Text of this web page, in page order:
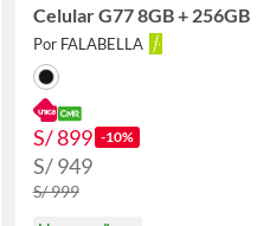
Celular G77 8GB + 256GB
Por FALABELLA
S/ 899 -10%
S/ 949
S/ 999